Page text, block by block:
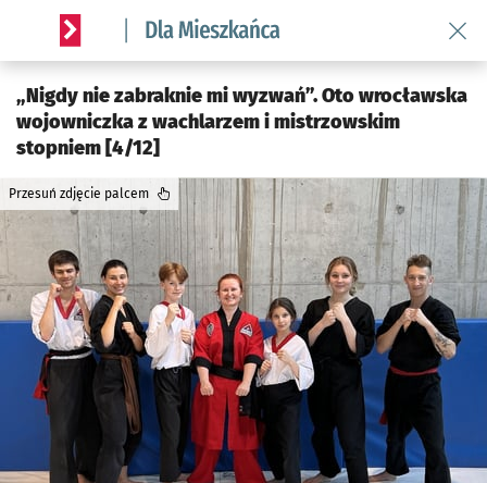
Serwis informacyjny wroclaw.pl podserwis: Dla mieszkańca
„Nigdy nie zabraknie mi wyzwań”. Oto wrocławska
wojowniczka z wachlarzem i mistrzowskim
stopniem [4/12]
Przesuń zdjęcie palcem